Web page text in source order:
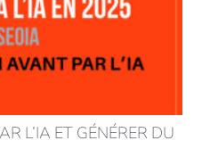
L’IA ET GÉNÉRER DU